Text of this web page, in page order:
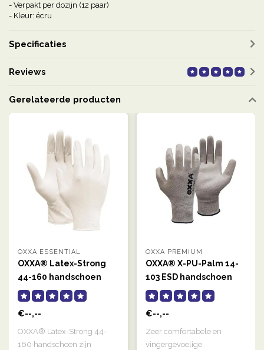
- Verpakt per dozijn (12 paar)
- Kleur: écru
Specificaties
Reviews
Gerelateerde producten
OXXA ESSENTIAL
OXXA® Latex-Strong
44-160 handschoen
€--,--
OXXA® Latex-Strong 44-
160 handschoen zijn
OXXA PREMIUM
OXXA® X-PU-Palm 14-
103 ESD handschoen
€--,--
Zeer comfortabele en
vingergevoelige